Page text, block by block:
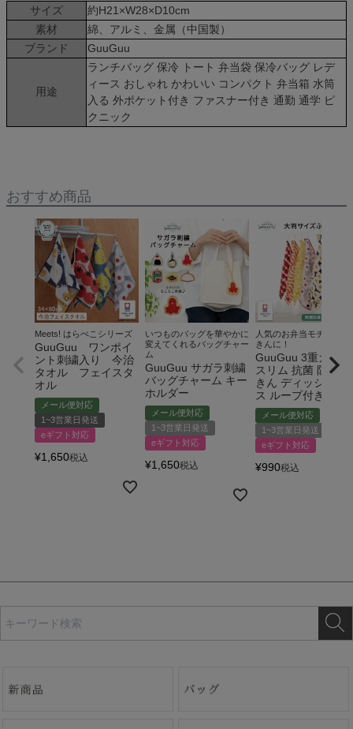
サイズ
約H21×W28×D10cm
素材
綿、アルミ、金属（中国製）
ブランド
GuuGuu
用途
ランチバッグ 保冷 トート 弁当袋 保冷バッグ レデ
ィース おしゃれ かわいい コンパクト 弁当箱 水筒
入る 外ポケット付き ファスナー付き 通勤 通学 ピ
クニック
おすすめ商品
Meets! はらぺこシリーズ
GuuGuu ワンポイ
ント刺繍入り 今治
タオル フェイスタ
オル
メール便対応
1~3営業日発送
eギフト対応
¥1,650税込
いつものバッグを華やかに
変えてくれるバッグチャー
ム
GuuGuu サガラ刺繍
バッグチャーム キー
ホルダー
メール便対応
1~3営業日発送
eギフト対応
¥1,650税込
人気のお弁当モチーフが
きんに！
GuuGuu 3重ガーゼ
スリム 抗菌 防臭 ふ
きん ディッシュク
ス ループ付き
メール便対応
1~3営業日発送
eギフト対応
¥990税込